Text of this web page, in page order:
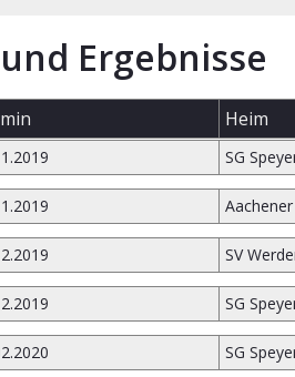
Ergebnisse
Heim
SG
Aachener
SV
SG
SG